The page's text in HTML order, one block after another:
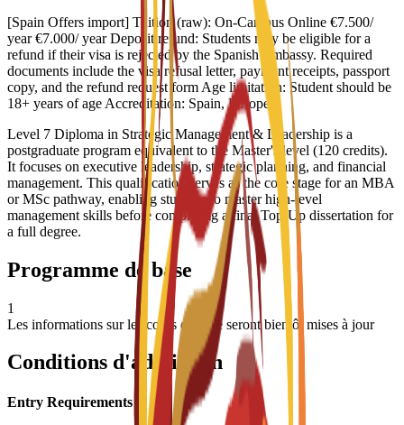
[Spain Offers import] Tuition (raw): On-Campus Online €7.500/
year €7.000/ year Deposit refund: Students may be eligible for a
refund if their visa is rejected by the Spanish Embassy. Required
documents include the visa refusal letter, payment receipts, passport
copy, and the refund request form Age limitation: Student should be
18+ years of age Accreditation: Spain, Europe
Level 7 Diploma in Strategic Management & Leadership is a
postgraduate program equivalent to the Master's level (120 credits).
It focuses on executive leadership, strategic planning, and financial
management. This qualification serves as the core stage for an MBA
or MSc pathway, enabling students to master high-level
management skills before completing a final Top-Up dissertation for
a full degree.
Programme de base
1
Les informations sur les cours de base seront bientôt mises à jour
Conditions d'admission
Entry Requirements